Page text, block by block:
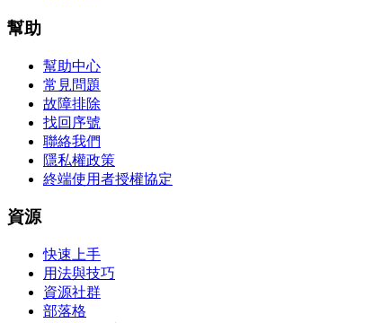
幫助
幫助中心
常見問題
故障排除
找回序號
聯絡我們
隱私權政策
終端使用者授權協定
資源
快速上手
用法與技巧
資源社群
部落格